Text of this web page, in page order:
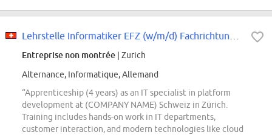
Entreprise non montrée | Zurich
Alternance, Informatique, Allemand
“Apprenticeship (4 years) as an IT specialist in platform
development at (COMPANY NAME) Schweiz in Zürich.
Training includes hands-on work in IT departments,
customer interaction, and modern technologies like cloud